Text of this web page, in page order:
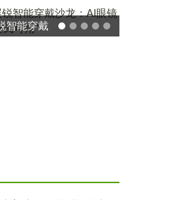
胶型膳食